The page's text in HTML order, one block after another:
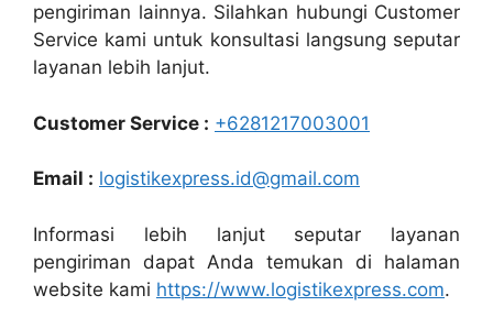
pengiriman lainnya. Silahkan hubungi Customer
Service kami untuk konsultasi langsung seputar
layanan lebih lanjut.
Customer Service : +6281217003001
Email : logistikexpress.id@gmail.com
Informasi lebih lanjut seputar layanan
pengiriman dapat Anda temukan di halaman
website kami https://www.logistikexpress.com.